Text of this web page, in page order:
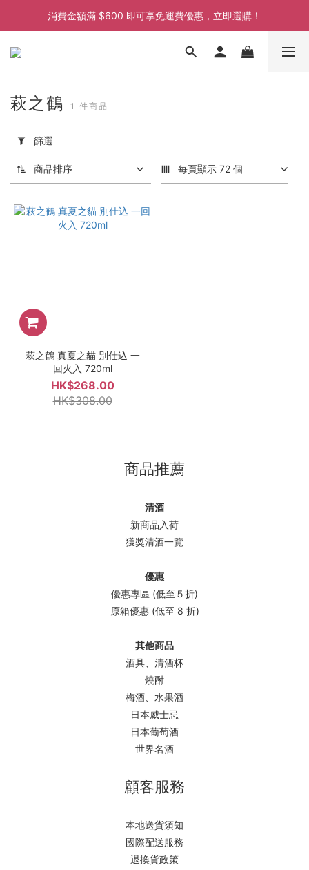
消費金額滿 $600 即可享免運費優惠，立即選購！
消費金額滿 $600 即可享免運費優惠，立即選購！
消費金額滿 $600 即可享免運費優惠，立即選購！
用
選
價格
萩之鶴 1 件商品
篩選
商品排序 每頁顯示 72 個
萩之鶴 真夏之貓 別仕込 一
回火入 720ml
HK$268.00
HK$308.00
商品推薦
清酒
新商品入荷
獲獎清酒一覽
優惠
優惠專區 (低至５折)
原箱優惠 (低至 8 折)
其他商品
酒具、清酒杯
燒酎
梅酒、水果酒
日本威士忌
日本葡萄酒
世界名酒
顧客服務
本地送貨須知
國際配送服務
退換貨政策